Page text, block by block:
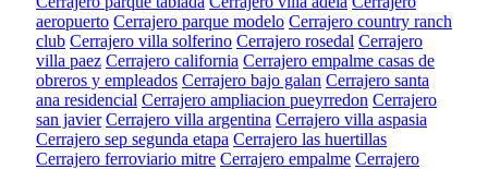
aeropuerto Cerrajero parque modelo Cerrajero country ranch
club Cerrajero villa solferino Cerrajero rosedal Cerrajero
villa paez Cerrajero california Cerrajero empalme casas de
obreros y empleados Cerrajero bajo galan Cerrajero santa
ana residencial Cerrajero ampliacion pueyrredon Cerrajero
san javier Cerrajero villa argentina Cerrajero villa aspasia
Cerrajero sep segunda etapa Cerrajero las huertillas
Cerrajero ferroviario mitre Cerrajero empalme Cerrajero